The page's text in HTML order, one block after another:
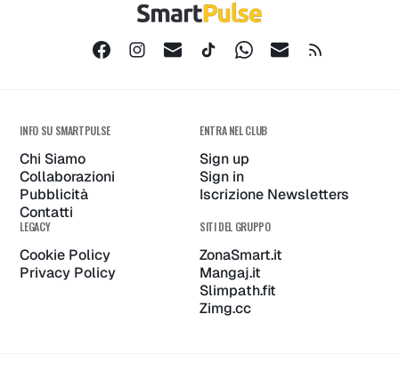
INFO SU SMARTPULSE
Chi Siamo
Collaborazioni
Pubblicità
Contatti
ENTRA NEL CLUB
Sign up
Sign in
Iscrizione Newsletters
LEGACY
Cookie Policy
Privacy Policy
SITI DEL GRUPPO
ZonaSmart.it
Mangaj.it
Slimpath.fit
Zimg.cc